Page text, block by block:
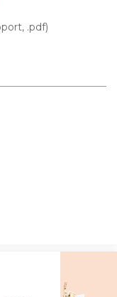
.pdf)